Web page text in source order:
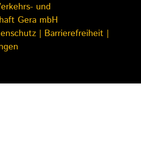
und
Gera mbH
| Barrierefreiheit |